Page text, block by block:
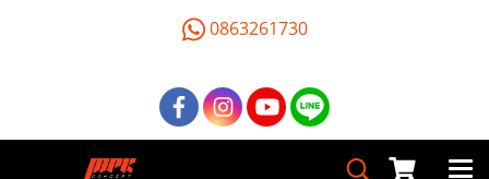
0863261730